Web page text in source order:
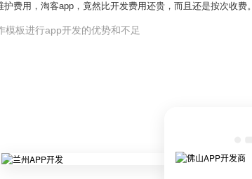
护费用，淘客app，竟然比开发费用还贵，而且还是按次收费。
模板进行app开发的优势和不足